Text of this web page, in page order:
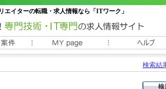
エイターの転職・求人情報なら「ITワーク」
求人情報掲載中
検索結